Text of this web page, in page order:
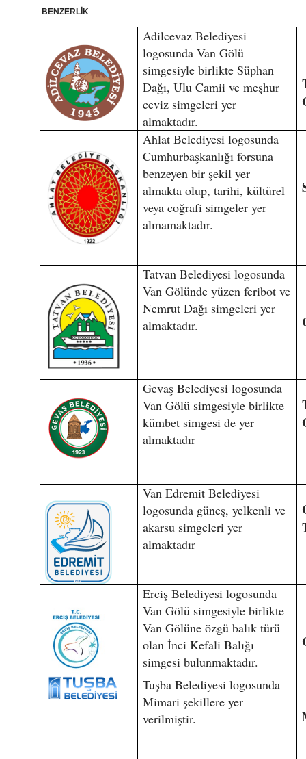
BENZERLİK
Adilcevaz Belediyesi
logosunda Van Gölü
simgesiyle birlikte Süphan
Dağı, Ulu Camii ve meşhur
ceviz simgeleri yer
almaktadır.
Ahlat Belediyesi logosunda
Cumhurbaşkanlığı forsuna
benzeyen bir şekil yer
almakta olup, tarihi, kültürel
veya coğrafi simgeler yer
almamaktadır.
Tatvan Belediyesi logosunda
Van Gölünde yüzen feribot ve
Nemrut Dağı simgeleri yer
almaktadır.
Gevaş Belediyesi logosunda
Van Gölü simgesiyle birlikte
kümbet simgesi de yer
almaktadır
Van Edremit Belediyesi
logosunda güneş, yelkenli ve
akarsu simgeleri yer
almaktadır
Erciş Belediyesi logosunda
Van Gölü simgesiyle birlikte
Van Gölüne özgü balık türü
olan İnci Kefali Balığı
simgesi bulunmaktadır.
Tuşba Belediyesi logosunda
Mimari şekillere yer
verilmiştir.